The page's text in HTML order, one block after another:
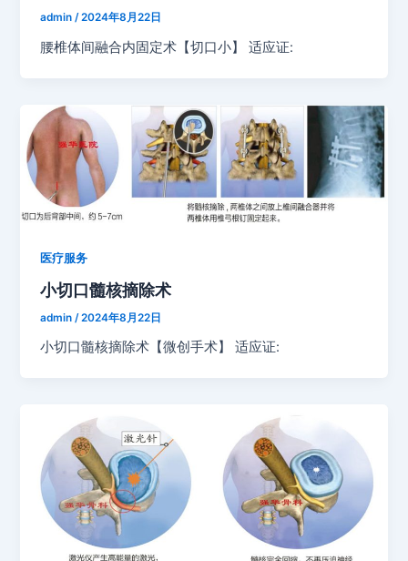
admin/2024年8月22日
腰椎体间融合内固定术【切口小】 适应证:
医疗服务
小切口髓核摘除术
admin /2024年8月22日
小切口髓核摘除术【微创手术】 适应证: